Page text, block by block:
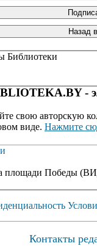
Назад
Библиотеки
-
свою авторскую
виде. Нажмите
площади Победы
Контакты